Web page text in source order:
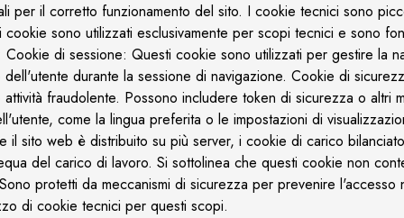
per il corretto funzionamento del sito. I cookie tecnici sono
sono utilizzati esclusivamente per scopi tecnici e sono
di sessione: Questi cookie sono utilizzati per gestire la
durante la sessione di navigazione. Cookie di
fraudolente. Possono includere token di sicurezza o altri
come la lingua preferita o le impostazioni di
il sito web è distribuito su più server, i cookie di carico
del carico di lavoro. Si sottolinea che questi cookie non
protetti da meccanismi di sicurezza per prevenire
di cookie tecnici per questi scopi.